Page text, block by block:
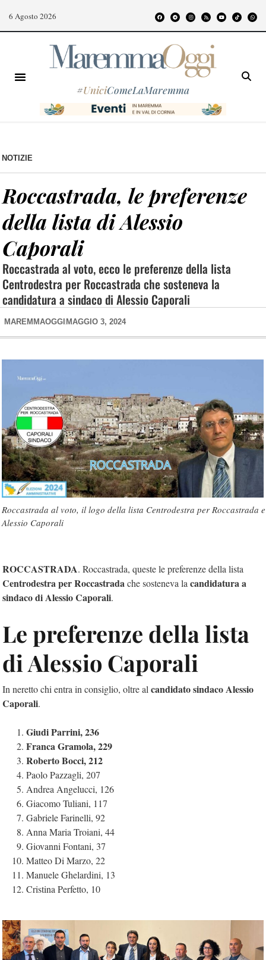
6 Agosto 2026
#UniciComeLaMaremma
NOTIZIE
Roccastrada, le preferenze
della lista di Alessio
Caporali
Roccastrada al voto, ecco le preferenze della lista
Centrodestra per Roccastrada che sosteneva la
candidatura a sindaco di Alessio Caporali
MAREMMAOGGI MAGGIO 3, 2024
Roccastrada al voto, il logo della lista Centrodestra per Roccastrada e
Alessio Caporali
ROCCASTRADA. Roccastrada, queste le preferenze della lista
Centrodestra per Roccastradache sosteneva la candidatura a
sindaco di Alessio Caporali.
Le preferenze della lista
di Alessio Caporali
In neretto chi entra in consiglio, oltre al candidato sindaco Alessio
Caporali.
Giudi Parrini, 236
Franca Gramola, 229
Roberto Bocci, 212
Paolo Pazzagli, 207
Andrea Angelucci, 126
Giacomo Tuliani, 117
Gabriele Farinelli, 92
Anna Maria Troiani, 44
Giovanni Fontani, 37
Matteo Di Marzo, 22
Manuele Ghelardini, 13
Cristina Perfetto, 10